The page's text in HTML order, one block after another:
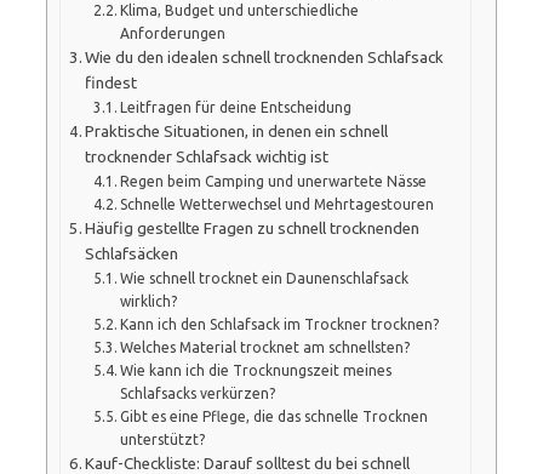
Klima, Budget und unterschiedliche
Anforderungen
Wie du den idealen schnell trocknenden Schlafsack
findest
Leitfragen für deine Entscheidung
Praktische Situationen, in denen ein schnell
trocknender Schlafsack wichtig ist
Regen beim Camping und unerwartete Nässe
Schnelle Wetterwechsel und Mehrtagestouren
Häufig gestellte Fragen zu schnell trocknenden
Schlafsäcken
Wie schnell trocknet ein Daunenschlafsack
wirklich?
Kann ich den Schlafsack im Trockner trocknen?
Welches Material trocknet am schnellsten?
Wie kann ich die Trocknungszeit meines
Schlafsacks verkürzen?
Gibt es eine Pflege, die das schnelle Trocknen
unterstützt?
Kauf-Checkliste: Darauf solltest du bei schnell